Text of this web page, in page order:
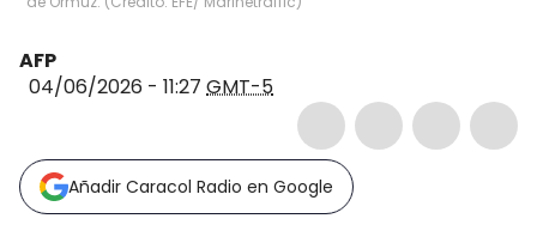
AFP
04/06/2026 - 11:27 GMT-5
Añadir Caracol Radio en Google